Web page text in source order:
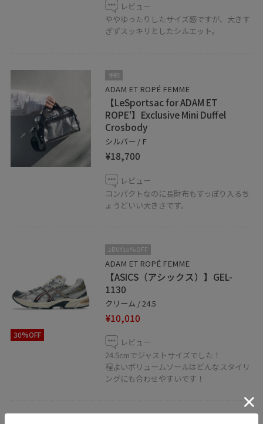
レビュー
ややゆったりしたサイズ感ですが、大きす
ぎずスッキリとしたシルエット。
予約
ADAM ET ROPÉ FEMME
【LeSportsac for ADAM ET
ROPE'】Exclusive Mini Duffel
Crosbody
シルバー / F
¥18,700
レビュー
コンパクトなのに長財布もすっぽり入るち
ょうどいい大きさです。
30%OFF
2BUY10%OFF
ADAM ET ROPÉ FEMME
【ASICS（アシックス）】GEL-
1130
クリーム / 24.5
¥10,010
レビュー
24.5cmでジャストサイズでした！
程よいボリュームソールはどんなスタイリ
ングにも合わせやすいです！